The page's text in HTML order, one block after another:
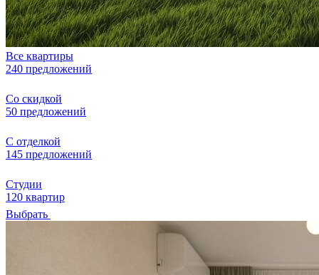
Все квартиры
240 предложений
Со скидкой
50 предложений
С отделкой
145 предложений
Студии
120 квартир
Выбрать